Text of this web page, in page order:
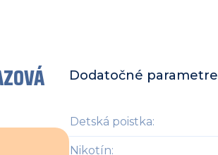
Dodatočné parametre
Detská poistka:
Nikotín: